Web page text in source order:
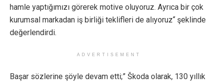
hamle yaptığımızı görerek motive oluyoruz. Ayrıca bir çok
kurumsal markadan iş birliği teklifleri de alıyoruz“ şeklinde
değerlendirdi.
ADVERTISEMENT
Başar sözlerine şöyle devam etti;” Škoda olarak, 130 yıllık